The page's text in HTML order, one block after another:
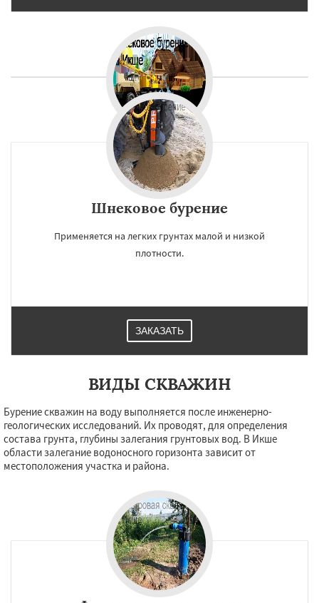
Шнековое бурение
Применяется на легких грунтах малой и низкой
плотности.
ЗАКАЗАТЬ
ВИДЫ СКВАЖИН
Бурение скважин на воду выполняется после инженерно-
геологических исследований. Их проводят, для определения
состава грунта, глубины залегания грунтовых вод. В Икше
области залегание водоносного горизонта зависит от
местоположения участка и района.